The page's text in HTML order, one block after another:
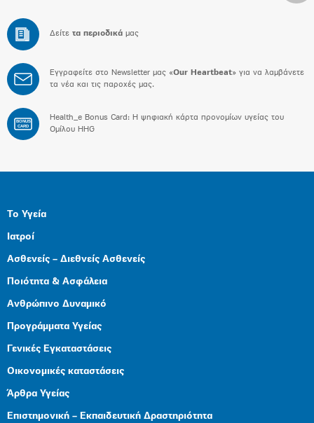
Δείτε τα περιοδικά μας
Εγγραφείτε στο Newsletter μας «Our Heartbeat» για να λαμβάνετε
τα νέα και τις παροχές μας.
BONUS
CARD
Health_e Bonus Card: H ψηφιακή κάρτα προνομίων υγείας του
Ομίλου HHG
Το Υγεία
Ιατροί
Ασθενείς – Διεθνείς Ασθενείς
Ποιότητα & Ασφάλεια
Ανθρώπινο Δυναμικό
Προγράμματα Υγείας
Γενικές Εγκαταστάσεις
Οικονομικές καταστάσεις
Άρθρα Υγείας
Επιστημονική – Εκπαιδευτική Δραστηριότητα